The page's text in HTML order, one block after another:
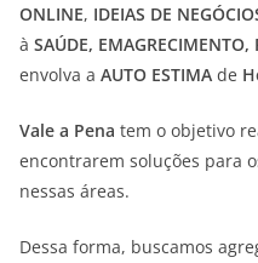
ONLINE, IDEIAS DE
à SAÚDE, EMAGRECIMENTO,
envolva a AUTO ESTIMA de
Vale a Pena tem o objetivo
encontrarem soluções para
nessas áreas.
Dessa forma, buscamos